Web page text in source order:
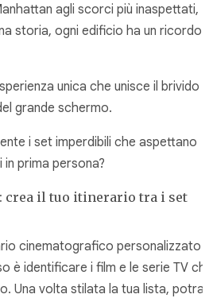
agli scorci più inaspettati,
storia, ogni edificio ha un ricordo
unica che unisce il brivido
grande schermo.
i set imperdibili che aspettano
prima persona?
crea il tuo itinerario tra i set
cinematografico personalizzato
è identificare i film e le serie TV
Una volta stilata la tua lista, potrai